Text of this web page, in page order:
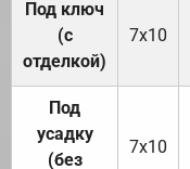
Под ключ
(с
отделкой)
7х10
Под
усадку
(без
7х10